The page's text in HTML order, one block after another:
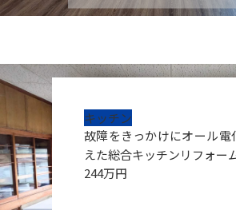
キッチン
故障をきっかけにオール
えた総合キッチンリフォー
244万円